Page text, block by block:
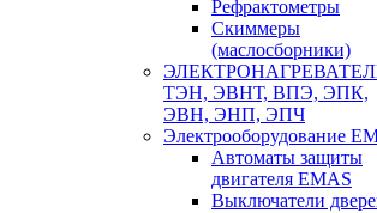
Рефрактометры
Скиммеры
(маслосборники)
ТЭН, ЭВНТ, ВПЭ, ЭПК,
ЭВН, ЭНП, ЭПЧ
Электрооборудование
Автоматы защиты
двигателя EMAS
Выключатели